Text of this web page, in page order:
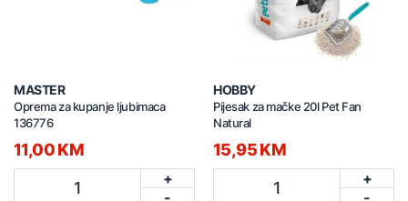
MASTER
Oprema za kupanje ljubimaca
136776
11,00 KM
1
+
HOBBY
Pijesak za mačke 20l Pet Fan
Natural
15,95 KM
1
+